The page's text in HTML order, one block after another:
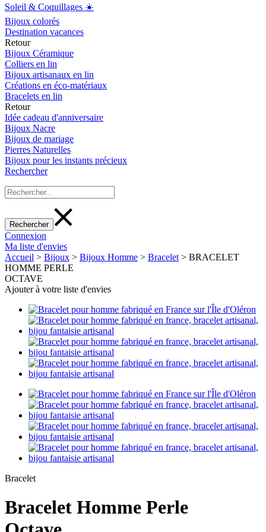
Soleil & Coquillages ☀️
Bijoux colorés
Destination vacances
Retour
Bijoux Céramique
Colliers en lin
Bijoux artisanaux en lin
Créations en éco-matériaux
Bracelets en lin
Retour
Idée cadeau d'anniversaire
Bijoux Nacre
Bijoux de mariage
Pierres Naturelles
Bijoux pour les instants précieux
Rechercher
Connexion
Ma liste d'envies
Accueil > Bijoux > Bijoux Homme > Bracelet > BRACELET
HOMME PERLE
OCTAVE
Ajouter à votre liste d'envies
Bracelet
Bracelet Homme Perle